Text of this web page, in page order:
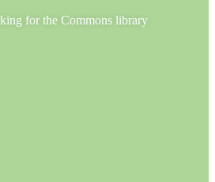
for the Commons library